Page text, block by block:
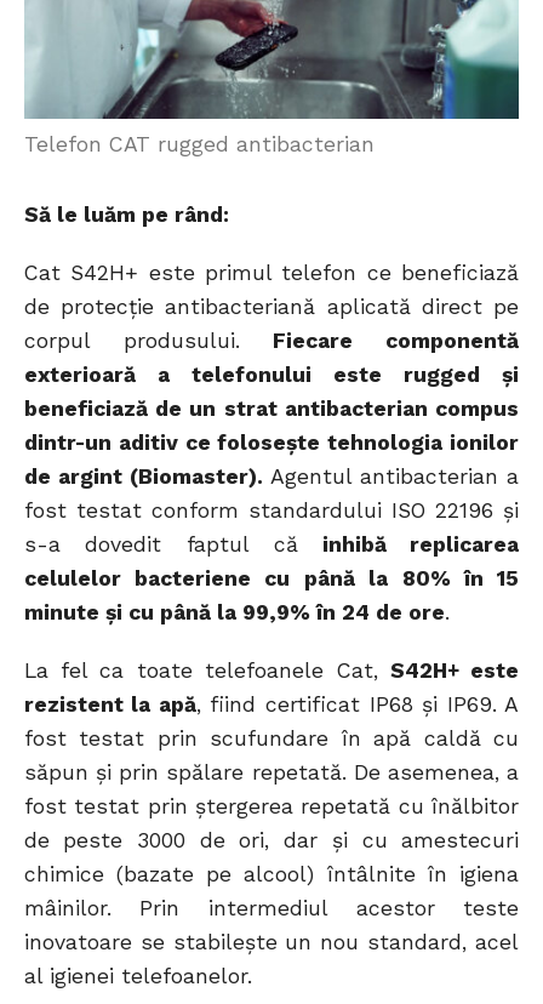
Telefon CAT rugged antibacterian
Să le luăm pe rând:
Cat S42H+ este primul telefon ce beneficiază
de protecție antibacteriană aplicată direct pe
corpul produsului. Fiecare componentă
exterioară a telefonului este rugged și
beneficiază de un strat antibacterian compus
dintr-un aditiv ce folosește tehnologia ionilor
de argint (Biomaster). Agentul antibacterian a
fost testat conform standardului ISO 22196 și
s-a dovedit faptul căinhibă replicarea
celulelor bacteriene cu până la 80% în 15
minute și cu până la 99,9% în 24 de ore.
La fel ca toate telefoanele Cat, S42H+ este
rezistent la apă, fiind certificat IP68 și IP69. A
fost testat prin scufundare în apă caldă cu
săpun și prin spălare repetată. De asemenea, a
fost testat prin ștergerea repetată cu înălbitor
de peste 3000 de ori, dar și cu amestecuri
chimice (bazate pe alcool) întâlnite în igiena
mâinilor. Prin intermediul acestor teste
inovatoare se stabilește un nou standard, acel
al igienei telefoanelor.